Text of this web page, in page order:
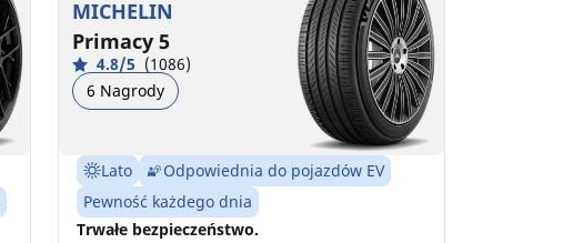
MICHELIN
Primacy 5
4.8/5 (1086)
6 Nagrody
Lato
Odpowiednia do pojazdów EV
Pewność każdego dnia
Trwałe bezpieczeństwo.